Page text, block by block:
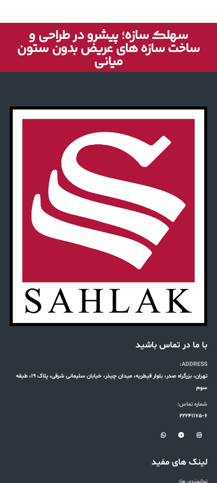
سهلک سازه؛ پیشرو در طراحی و
ساخت سازه های عریض بدون ستون
میانی
با ما در تماس باشید
ADDRESS:
تهران، بزرگراه صدر، بلوار قیطریه، میدان چیذر، خیابان سلیمانی شرقی، پلاک 19، طبقه
سوم
شماره تماس:
22241175-6
لینک های مفید
توانمندی ها: